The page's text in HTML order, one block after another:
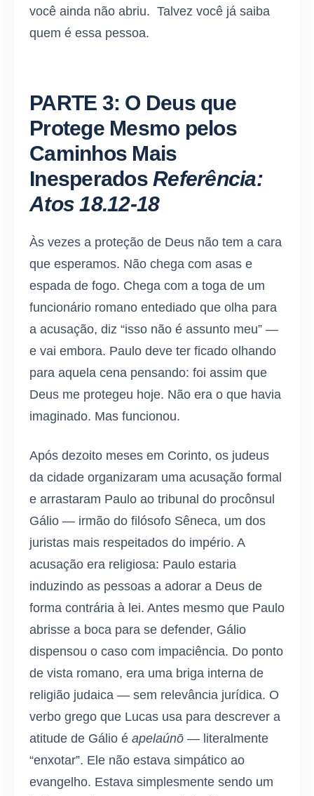
você ainda não abriu. Talvez você já saiba
quem é essa pessoa.
PARTE 3: O Deus que
Protege Mesmo pelos
Caminhos Mais
Inesperados Referência:
Atos 18.12-18
Às vezes a proteção de Deus não tem a cara
que esperamos. Não chega com asas e
espada de fogo. Chega com a toga de um
funcionário romano entediado que olha para
a acusação, diz “isso não é assunto meu” —
e vai embora. Paulo deve ter ficado olhando
para aquela cena pensando: foi assim que
Deus me protegeu hoje. Não era o que havia
imaginado. Mas funcionou.
Após dezoito meses em Corinto, os judeus
da cidade organizaram uma acusação formal
e arrastaram Paulo ao tribunal do procônsul
Gálio — irmão do filósofo Sêneca, um dos
juristas mais respeitados do império. A
acusação era religiosa: Paulo estaria
induzindo as pessoas a adorar a Deus de
forma contrária à lei. Antes mesmo que Paulo
abrisse a boca para se defender, Gálio
dispensou o caso com impaciência. Do ponto
de vista romano, era uma briga interna de
religião judaica — sem relevância jurídica. O
verbo grego que Lucas usa para descrever a
atitude de Gálio é apelaúnō — literalmente
“enxotar”. Ele não estava simpático ao
evangelho. Estava simplesmente sendo um